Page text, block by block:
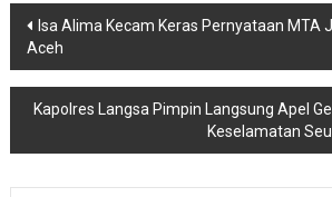
Navigasi
pos
Isa Alima Kecam Keras Pernyataan MTA
Aceh
Kapolres Langsa Pimpin Langsung Apel
Keselamatan